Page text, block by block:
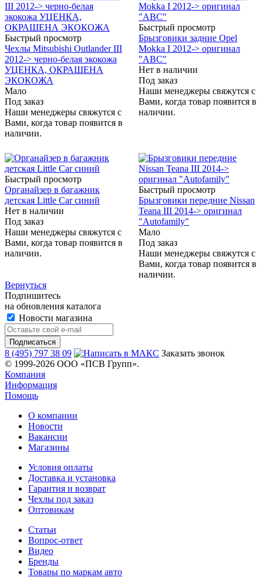
Быстрый просмотр
Чехлы Mitsubishi Outlander III
2012-> черно-белая экокожа
УЦЕНКА, ОКРАШЕНА
ЭКОКОЖА
Мало
Под заказ
Наши менеджеры свяжутся с
Вами, когда товар появится в
наличии.
Быстрый просмотр
Брызговики задние Opel
Mokka I 2012-> оригинал
"АВС"
Нет в наличии
Под заказ
Наши менеджеры свяжутся с
Вами, когда товар появится в
наличии.
Быстрый просмотр
Органайзер в багажник
детская Little Car синий
Нет в наличии
Под заказ
Наши менеджеры свяжутся с
Вами, когда товар появится в
наличии.
Быстрый просмотр
Брызговики передние Nissan
Teana III 2014-> оригинал
"Autofamily"
Мало
Под заказ
Наши менеджеры свяжутся с
Вами, когда товар появится в
наличии.
Вернуться
Подпишитесь
на обновления каталога
Новости магазина
8 (495) 797 38 09
Заказать звонок
© 1999-2026 ООО «ПСВ Групп».
Компания
Информация
Помощь
О компании
Новости
Вакансии
Магазины
Условия оплаты
Доставка и установка
Гарантия и возврат
Чехлы под заказ
Оптовикам
Статьи
Вопрос-ответ
Видео
Бренды
Товары по маркам авто